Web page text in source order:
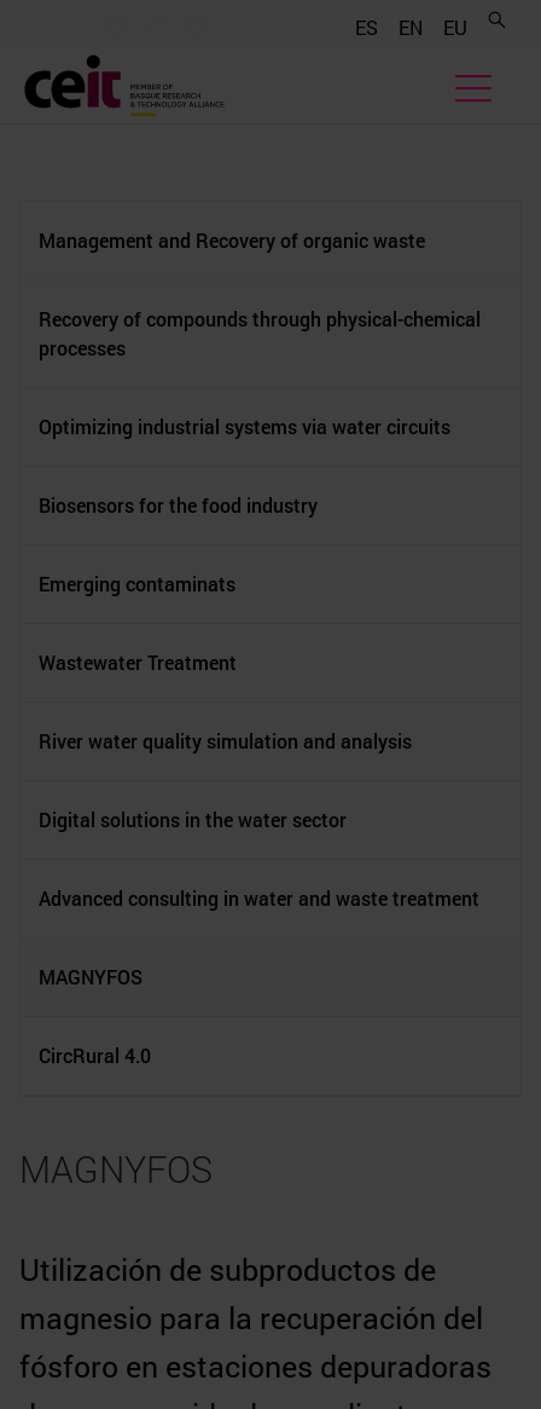
ES EN EU
Management and Recovery of organic waste
Recovery of compounds through physical-chemical
processes
Optimizing industrial systems via water circuits
Biosensors for the food industry
Emerging contaminats
Wastewater Treatment
River water quality simulation and analysis
Digital solutions in the water sector
Advanced consulting in water and waste treatment
MAGNYFOS
CircRural 4.0
MAGNYFOS
Utilización de subproductos de
magnesio para la recuperación del
fósforo en estaciones depuradoras